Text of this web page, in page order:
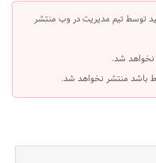
توسط تیم مدیریت در وب منتشر
نخواهد شد.
باشد منتشر نخواهد شد.